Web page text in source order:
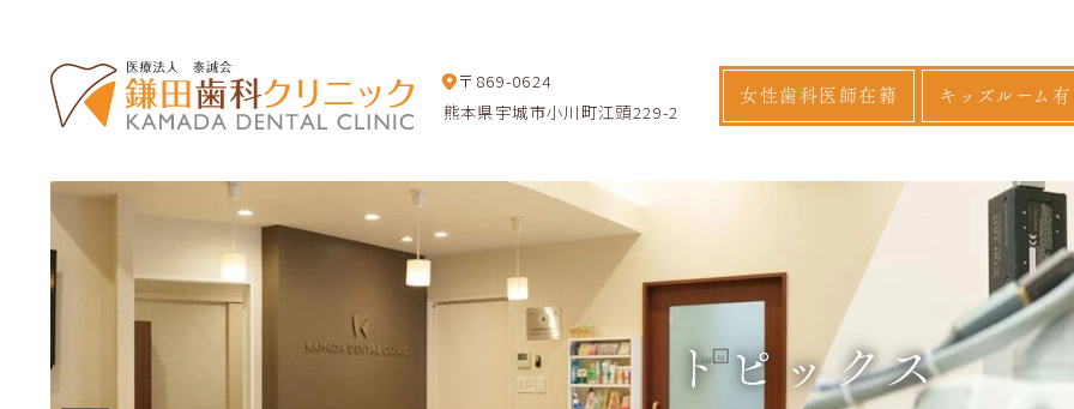
〒869-0624
熊本県宇城市小川町江頭229-2
女性歯科医師在籍 キッズルーム有
トピックス